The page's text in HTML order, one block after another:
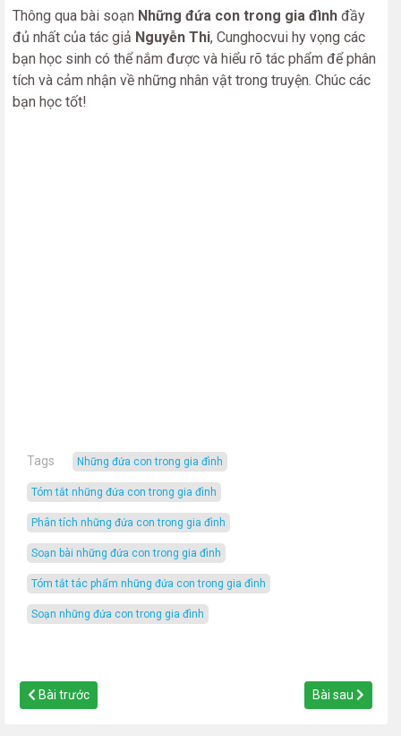
Thông qua bài soạn Những đứa con trong gia đình đầy
đủ nhất của tác giả Nguyễn Thi, Cunghocvui hy vọng các
bạn học sinh có thể nắm được và hiểu rõ tác phẩm để phân
tích và cảm nhận về những nhân vật trong truyện. Chúc các
bạn học tốt!
Tags Những đứa con trong gia đình
tóm tắt những đứa con trong gia đình
phân tích những đứa con trong gia đình
soạn bài những đứa con trong gia đình
tóm tắt tác phẩm những đứa con trong gia đình
soạn những đứa con trong gia đình
Bài trước Bài sau